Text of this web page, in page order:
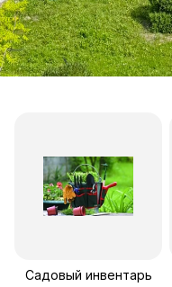
Садовый инвентарь